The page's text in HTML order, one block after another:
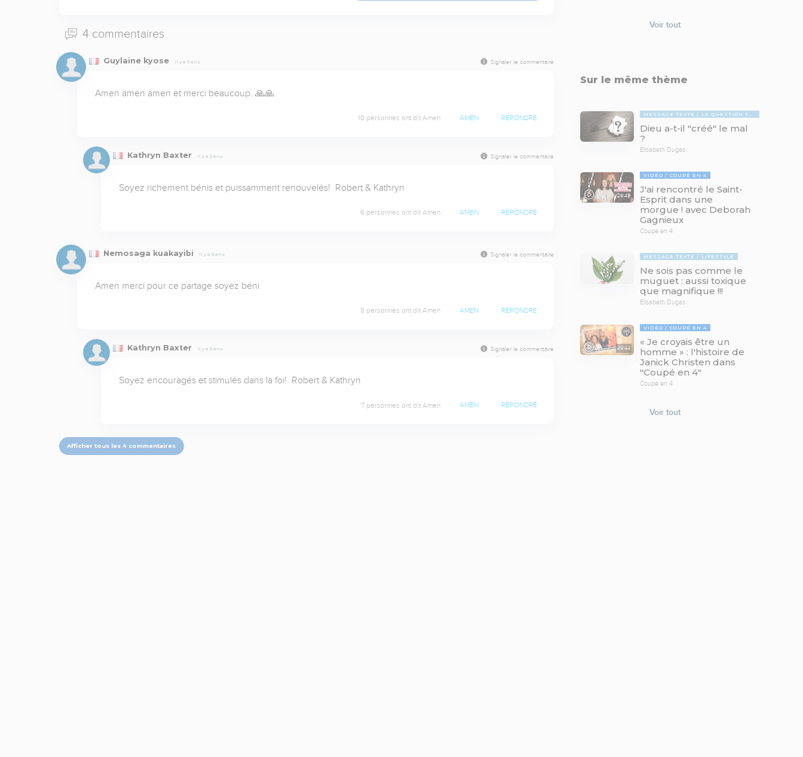
4 commentaires
Guylaine kyose Il y a 5 ans Signaler le commentaire
Amen amen amen et merci beaucoup. 🙏🙏
10 personnes ont dit Amen AMEN RÉPONDRE
Kathryn Baxter Il y a 5 ans Signaler le commentaire
Soyez richement bénis et puissamment renouvelés!  Robert & Kathryn
6 personnes ont dit Amen AMEN RÉPONDRE
Nemosaga kuakayibi Il y a 5 ans Signaler le commentaire
Amen merci pour ce partage soyez béni
8 personnes ont dit Amen AMEN RÉPONDRE
Kathryn Baxter Il y a 5 ans Signaler le commentaire
Soyez encouragés et stimulés dans la foi!  Robert & Kathryn
7 personnes ont dit Amen AMEN RÉPONDRE
Afficher tous les 4 commentaires
Voir tout
Sur le même thème
MESSAGE TEXTE LA QUESTION TABOUE
Dieu a-t-il "créé" le mal
?
Elisabeth Dugas
29:46
VIDÉO COUPÉ EN 4
J'ai rencontré le Saint-
Esprit dans une
morgue ! avec Deborah
Gagnieux
Coupé en 4
MESSAGE TEXTE LIFESTYLE
Ne sois pas comme le
muguet : aussi toxique
que magnifique !!!
Elisabeth Dugas
49:44
VIDÉO COUPÉ EN 4
« Je croyais être un
homme » : l'histoire de
Janick Christen dans
"Coupé en 4"
Coupé en 4
Voir tout